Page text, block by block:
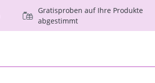
Gratisproben auf Ihre Produkte
abgestimmt